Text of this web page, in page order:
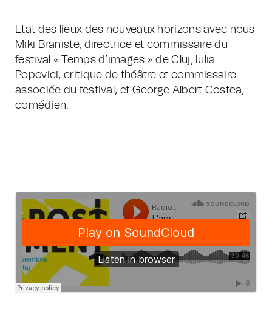
Etat des lieux des nouveaux horizons avec nous
Miki Braniste, directrice et commissaire du
festival « Temps d’images » de Cluj, Iulia
Popovici, critique de théâtre et commissaire
associée du festival, et George Albert Costea,
comédien.